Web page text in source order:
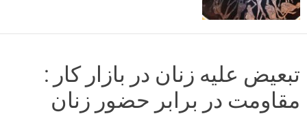
e
تبعیض علیه زنان در بازار کار :
مقاومت در برابر حضور زنان